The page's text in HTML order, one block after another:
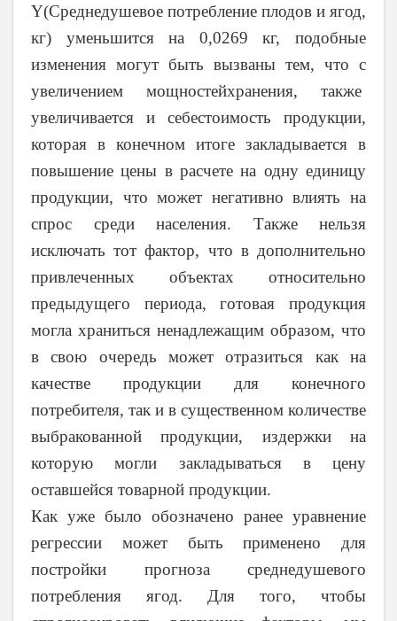
Y(Среднедушевое потребление плодов и ягод,
кг) уменьшится на 0,0269 кг, подобные
изменения могут быть вызваны тем, что с
увеличением мощностейхранения, также
увеличивается и себестоимость продукции,
которая в конечном итоге закладывается в
повышение цены в расчете на одну единицу
продукции, что может негативно влиять на
спрос среди населения. Также нельзя
исключать тот фактор, что в дополнительно
привлеченных объектах относительно
предыдущего периода, готовая продукция
могла храниться ненадлежащим образом, что
в свою очередь может отразиться как на
качестве продукции для конечного
потребителя, так и в существенном количестве
выбракованной продукции, издержки на
которую могли закладываться в цену
оставшейся товарной продукции.
Как уже было обозначено ранее уравнение
регрессии может быть применено для
постройки прогноза среднедушевого
потребления ягод. Для того, чтобы